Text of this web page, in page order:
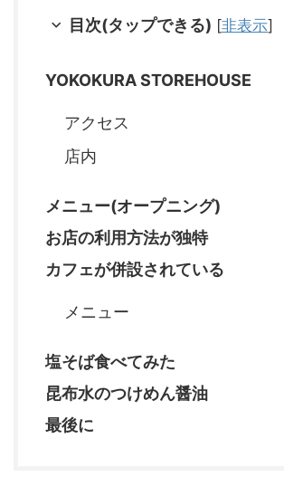
目次(タップできる) [非表示]
YOKOKURA STOREHOUSE
アクセス
店内
メニュー(オープニング)
お店の利用方法が独特
カフェが併設されている
メニュー
塩そば食べてみた
昆布水のつけめん醤油
最後に